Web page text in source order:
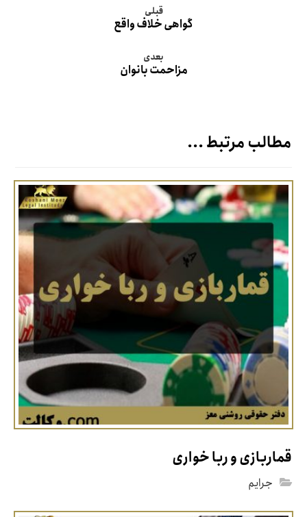
قبلی
گواهی خلاف واقع
بعدی
مزاحمت بانوان
مطالب مرتبط ...
قماربازی و ربا خواری
جرایم